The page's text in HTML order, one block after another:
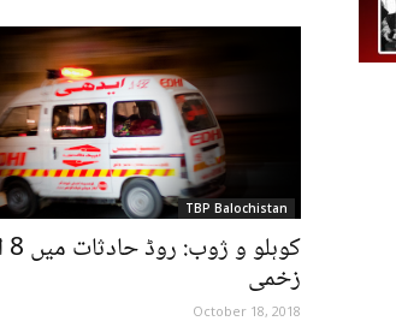
TBP Balochistan
زخمی
October 18, 2018